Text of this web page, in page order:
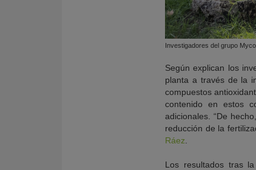
Investigadores del grupo
Según explican los
planta a través de la
compuestos
contenido en estos
adicionales. “De
reducción de la
Ráez
Los resultados tras